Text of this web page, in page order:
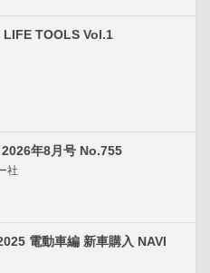
LIFE TOOLS Vol.1
2026年8月号 No.755
社
電動車編 新車購入 NAVI